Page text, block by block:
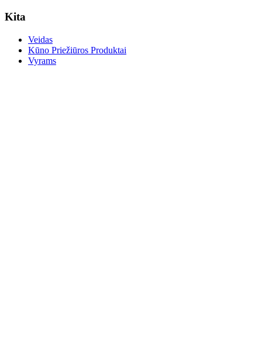
Kita
Veidas
Kūno Priežiūros Produktai
Vyrams